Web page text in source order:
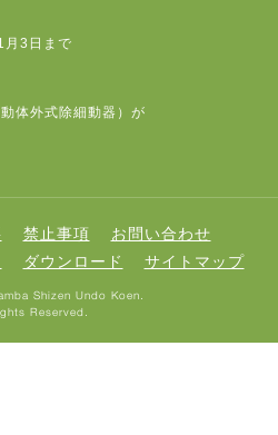
3日まで
体外式除細動器）が
禁止事項
お問い合わせ
ダウンロード サイトマップ
Shizen Undo Koen.
Reserved.